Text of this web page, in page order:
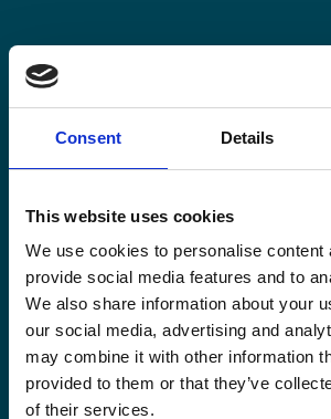
Consent Details
This website uses cookies
We use cookies to personalise content
provide social media features and to
We also share information about your
our social media, advertising and
may combine it with other information
provided to them or that they’ve
of their services.
Restez informé·es
Suivez nos actions ainsi que les
Email
*
ConsentOui, je m'inscris à la newsletter